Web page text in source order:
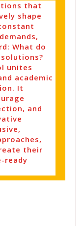
that
shape
What do
unites
academic
It
and
their
ready